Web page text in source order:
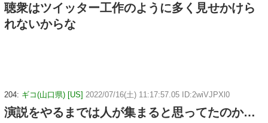
聴衆はツイッター工作のように多く見せかけら
れないからな
204: ギコ(山口県) [US] 2022/07/16(土) 11:17:57.05 ID:2wiVJPXl0
演説をやるまでは人が集まると思ってたのか…